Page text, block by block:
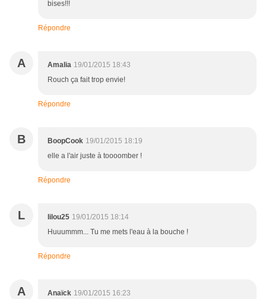
bises!!!
Répondre
A Amalia 19/01/2015 18:43
Rouch ça fait trop envie!
Répondre
B BoopCook 19/01/2015 18:19
elle a l'air juste à toooomber !
Répondre
L lilou25 19/01/2015 18:14
Huuummm... Tu me mets l'eau à la bouche !
Répondre
A Anaïck 19/01/2015 16:23